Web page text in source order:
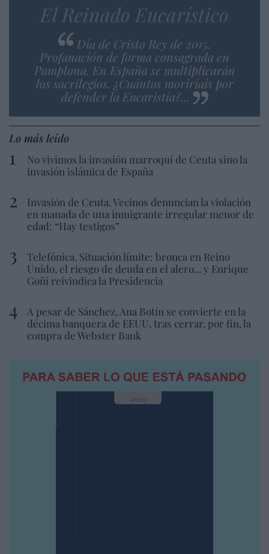
El Reinado Eucarístico
Día de Cristo Rey de 2015.
Profanación de forma consagrada en
Pamplona. En España se multiplicarán
los sacrilegios. ¿Cuántos moriríais por
defender la Eucaristía?...
Lo más leído
No vivimos la invasión marroquí de Ceuta sino la
invasión islámica de España
Invasión de Ceuta. Vecinos denuncian la violación
en manada de una inmigrante irregular menor de
edad: “Hay testigos”
Telefónica. Situación límite: bronca en Reino
Unido, el riesgo de deuda en el alero... y Enrique
Goñi reivindica la Presidencia
A pesar de Sánchez, Ana Botín se convierte en la
décima banquera de EEUU, tras cerrar, por fin, la
compra de Webster Bank